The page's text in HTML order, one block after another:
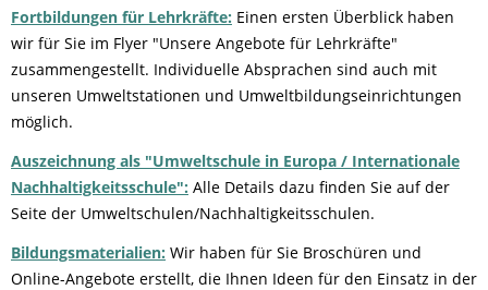
Fortbildungen für Lehrkräfte: Einen ersten Überblick haben
wir für Sie im Flyer "Unsere Angebote für Lehrkräfte"
zusammengestellt. Individuelle Absprachen sind auch mit
unseren Umweltstationen und Umweltbildungseinrichtungen
möglich.
Auszeichnung als "Umweltschule in Europa / Internationale
Nachhaltigkeitsschule": Alle Details dazu finden Sie auf der
Seite der Umweltschulen/Nachhaltigkeitsschulen.
Bildungsmaterialien: Wir haben für Sie Broschüren und
Online-Angebote erstellt, die Ihnen Ideen für den Einsatz in der